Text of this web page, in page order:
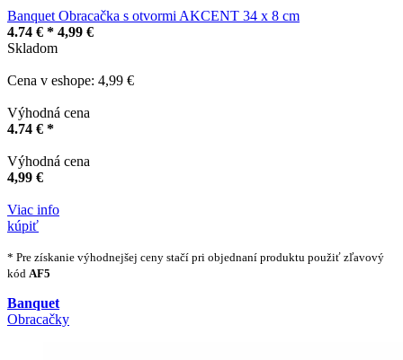
Banquet Obracačka s otvormi AKCENT 34 x 8 cm
4.74 € * 4,99 €
Skladom
Cena v eshope: 4,99 €
Výhodná cena
4.74 € *
Výhodná cena
4,99 €
Viac info
kúpiť
* Pre získanie výhodnejšej ceny stačí pri objednaní produktu použiť zľavový
kód AF5
Banquet
Obracačky